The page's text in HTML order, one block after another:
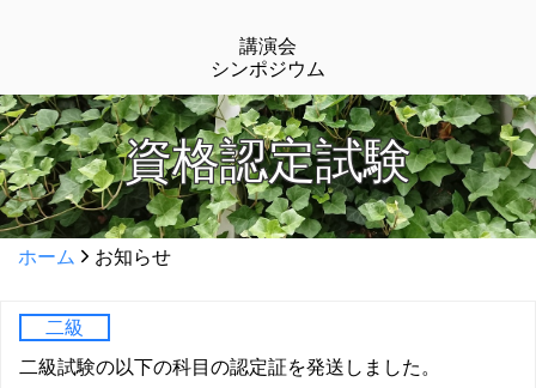
講演会
シンポジウム
資格認定試験
ホーム お知らせ
二級
二級試験の以下の科目の認定証を発送しました。